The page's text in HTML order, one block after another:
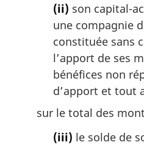
(ii) son capital-
une compagnie
constituée sans
l’apport de ses
bénéfices non
d’apport et tout
sur le total des
(iii) le solde de